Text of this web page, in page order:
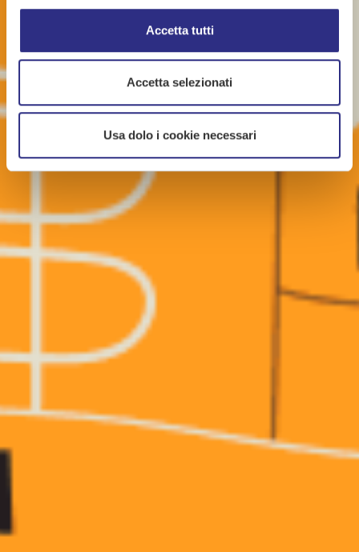
Accetta tutti
Accetta selezionati
Usa dolo i cookie necessari